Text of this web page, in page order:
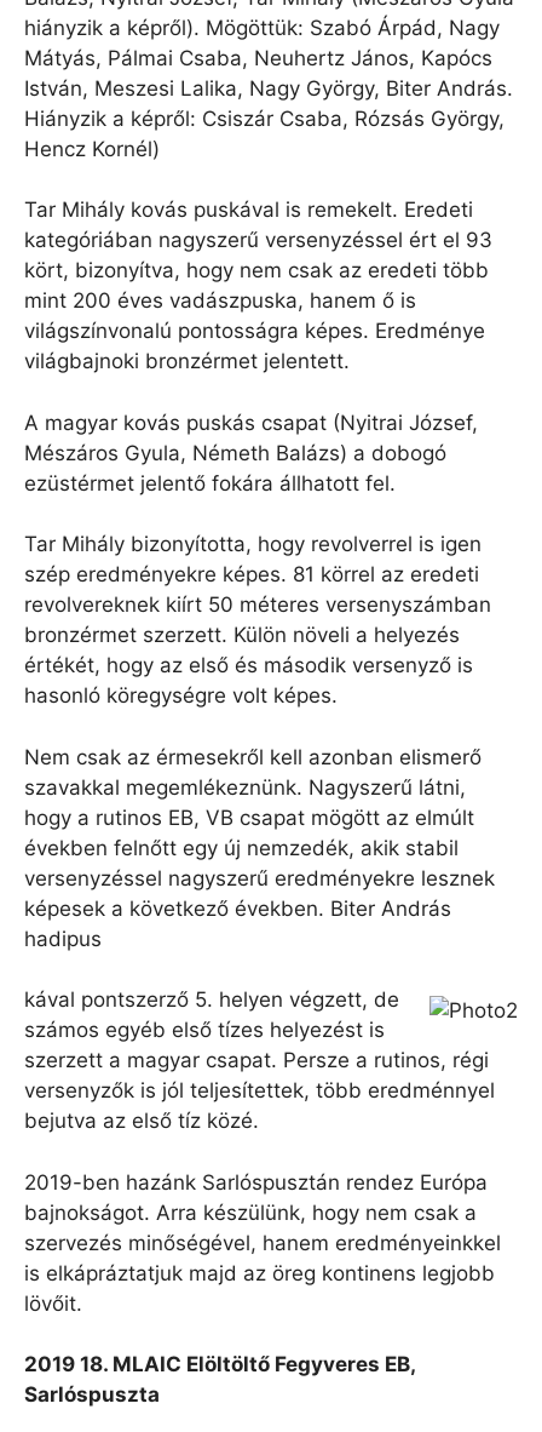
hiányzik a képről). Mögöttük: Szabó Árpád, Nagy
Mátyás, Pálmai Csaba, Neuhertz János, Kapócs
István, Meszesi Lalika, Nagy György, Biter András.
Hiányzik a képről: Csiszár Csaba, Rózsás György,
Hencz Kornél)
Tar Mihály kovás puskával is remekelt. Eredeti
kategóriában nagyszerű versenyzéssel ért el 93
kört, bizonyítva, hogy nem csak az eredeti több
mint 200 éves vadászpuska, hanem ő is
világszínvonalú pontosságra képes. Eredménye
világbajnoki bronzérmet jelentett.
A magyar kovás puskás csapat (Nyitrai József,
Mészáros Gyula, Németh Balázs) a dobogó
ezüstérmet jelentő fokára állhatott fel.
Tar Mihály bizonyította, hogy revolverrel is igen
szép eredményekre képes. 81 körrel az eredeti
revolvereknek kiírt 50 méteres versenyszámban
bronzérmet szerzett. Külön növeli a helyezés
értékét, hogy az első és második versenyző is
hasonló köregységre volt képes.
Nem csak az érmesekről kell azonban elismerő
szavakkal megemlékeznünk. Nagyszerű látni,
hogy a rutinos EB, VB csapat mögött az elmúlt
években felnőtt egy új nemzedék, akik stabil
versenyzéssel nagyszerű eredményekre lesznek
képesek a következő években. Biter András
hadipus
kával pontszerző 5. helyen végzett, de
számos egyéb első tízes helyezést is
szerzett a magyar csapat. Persze a rutinos, régi
versenyzők is jól teljesítettek, több eredménnyel
bejutva az első tíz közé.
2019-ben hazánk Sarlóspusztán rendez Európa
bajnokságot. Arra készülünk, hogy nem csak a
szervezés minőségével, hanem eredményeinkkel
is elkápráztatjuk majd az öreg kontinens legjobb
lövőit.
2019 18. MLAIC Elöltöltő Fegyveres EB,
Sarlóspuszta